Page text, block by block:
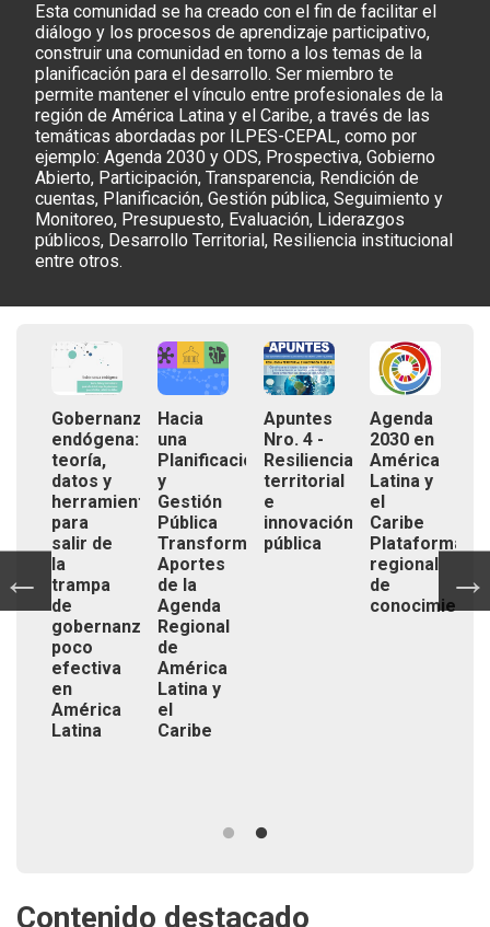
Esta comunidad se ha creado con el fin de facilitar el
diálogo y los procesos de aprendizaje participativo,
construir una comunidad en torno a los temas de la
planificación para el desarrollo. Ser miembro te
permite mantener el vínculo entre profesionales de la
región de América Latina y el Caribe, a través de las
temáticas abordadas por ILPES-CEPAL, como por
ejemplo: Agenda 2030 y ODS, Prospectiva, Gobierno
Abierto, Participación, Transparencia, Rendición de
cuentas, Planificación, Gestión pública, Seguimiento y
Monitoreo, Presupuesto, Evaluación, Liderazgos
públicos, Desarrollo Territorial, Resiliencia institucional
entre otros.
Gobernanza
endógena:
teoría,
datos y
herramientas
para
salir de
la
trampa
de
gobernanza
poco
efectiva
en
América
Latina
Hacia
una
Planificación
y
Gestión
Pública
Transformadora:
Aportes
de la
Agenda
Regional
de
América
Latina y
el
Caribe
Apuntes
Nro. 4 -
Resiliencia
territorial
e
innovación
pública
Agenda
2030 en
América
Latina y
el
Caribe
Plataforma
regional
de
conocimiento
Contenido destacado